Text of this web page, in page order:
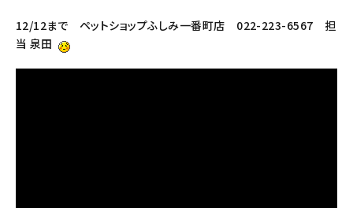
12/12まで ペットショップふしみ一番町店 022-223-6567 担
当 泉田